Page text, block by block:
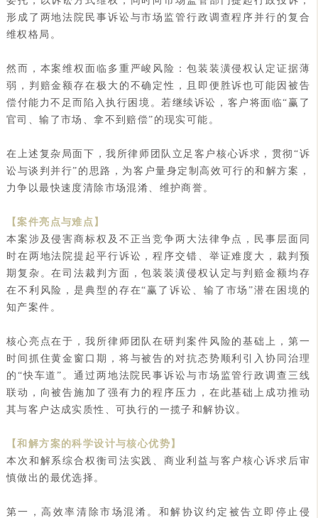
形成了两地法院民事诉讼与市场监管行政调查程序并行的复合
维权格局。
然而，本案维权面临多重严峻风险：包装装潢侵权认定证据薄
弱，判赔金额存在极大的不确定性，且即便胜诉也可能因被告
偿付能力不足而陷入执行困境。若继续诉讼，客户将面临“赢了
官司、输了市场、拿不到赔偿”的现实可能。
在上述复杂局面下，我所律师团队立足客户核心诉求，贯彻“诉
讼与谈判并行”的思路，为客户量身定制高效可行的和解方案，
力争以最快速度清除市场混淆、维护商誉。
【案件亮点与难点】
本案涉及侵害商标权及不正当竞争两大法律争点，民事层面同
时在两地法院提起平行诉讼，程序交错、举证难度大，裁判预
期复杂。在司法裁判方面，包装装潢侵权认定与判赔金额均存
在不利风险，是典型的存在“赢了诉讼、输了市场”潜在困境的
知产案件。
核心亮点在于，我所律师团队在研判案件风险的基础上，第一
时间抓住黄金窗口期，将与被告的对抗态势顺利引入协同治理
的“快车道”。通过两地法院民事诉讼与市场监管行政调查三线
联动，向被告施加了强有力的程序压力，在此基础上成功推动
其与客户达成实质性、可执行的一揽子和解协议。
【和解方案的科学设计与核心优势】
本次和解系综合权衡司法实践、商业利益与客户核心诉求后审
慎做出的最优选择。
第一，高效率清除市场混淆。和解协议约定被告立即停止侵